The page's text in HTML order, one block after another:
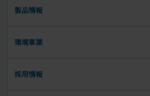
企業理念
組織図
製品情報
高炉セメント
環境事業
取扱廃棄物
採用情報